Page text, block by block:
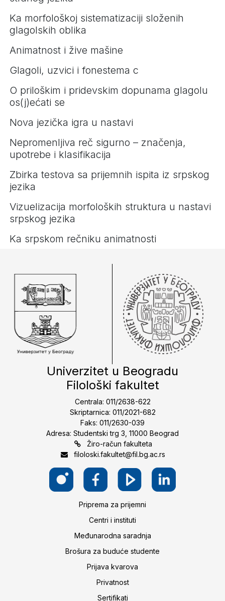
Ka morfološkoj sistematizaciji složenih
glagolskih oblika
Animatnost i žive mašine
Glagoli, uzvici i fonestema c
O priloškim i pridevskim dopunama glagolu
os(j)ećati se
Nova jezička igra u nastavi
Nepromenljiva reč sigurno – značenja,
upotrebe i klasifikacija
Zbirka testova sa prijemnih ispita iz srpskog
jezika
Vizuelizacija morfoloških struktura u nastavi
srpskog jezika
Ka srpskom rečniku animatnosti
Univerzitet u Beogradu
Filološki fakultet
Centrala: 011/2638-622
Skriptarnica: 011/2021-682
Faks: 011/2630-039
Adresa: Studentski trg 3, 11000 Beograd
Žiro-račun fakulteta
filoloski.fakultet@fil.bg.ac.rs
Priprema za prijemni
Centri i instituti
Međunarodna saradnja
Brošura za buduće studente
Prijava kvarova
Privatnost
Sertifikati